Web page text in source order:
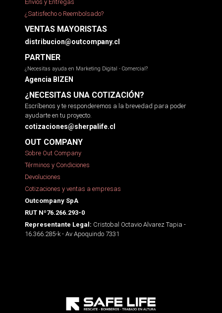
Envíos y Entregas
¿Satisfecho o Reembolsado?
VENTAS MAYORISTAS
distribucion@outcompany.cl
PARTNER
¿Necesitas ayuda en Marketing Digital - Comercial?
Agencia BIZEN
¿NECESITAS UNA COTIZACIÓN?
Escríbenos y te responderemos a la brevedad para poder
ayudarte en tu proyecto.
cotizaciones@sherpalife.cl
OUT COMPANY
Sobre Out Company
Términos y Condiciones
Devoluciones
Cotizaciones y ventas a empresas
Outcompany SpA
RUT Nº76.266.293-0
Representante Legal: Cristobal Octavio Alvarez Tapia -
16.366.285-k - Av Apoquindo 7331